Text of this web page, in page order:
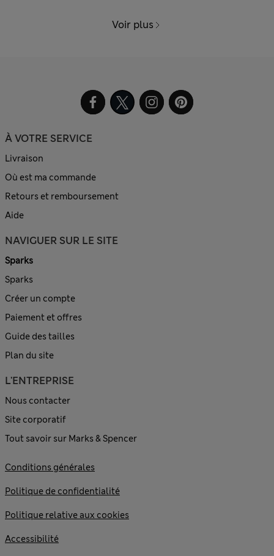
Voir plus
À VOTRE SERVICE
Livraison
Où est ma commande
Retours et remboursement
Aide
NAVIGUER SUR LE SITE
Sparks
Sparks
Créer un compte
Paiement et offres
Guide des tailles
Plan du site
L'ENTREPRISE
Nous contacter
Site corporatif
Tout savoir sur Marks & Spencer
Conditions générales
Politique de confidentialité
Politique relative aux cookies
Accessibilité